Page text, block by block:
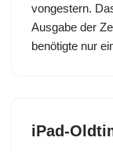
vongestern.
Ausgabe der
benötigte nur
iPad-